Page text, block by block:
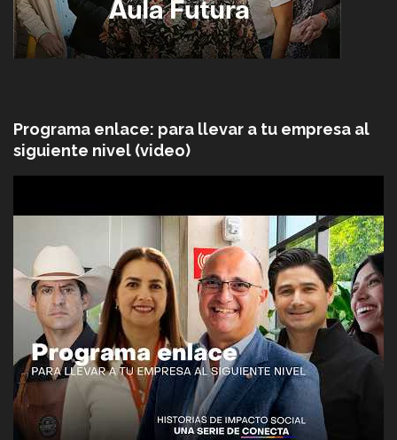
Programa enlace: para llevar a tu empresa al
siguiente nivel (video)